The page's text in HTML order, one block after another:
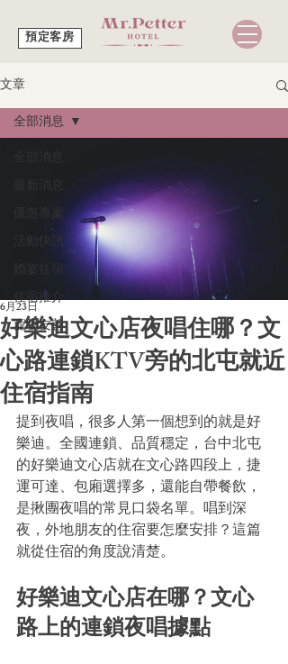
預定客房
文章
住宿推介
寵物友善
全部消息
好樂迪文心店夜唱住哪？文
心路連鎖KTV旁的北屯就近
住宿指南
6月23日
提到夜唱，很多人第一個想到的就是好
樂迪。全國連鎖、品質穩定，台中北屯
的好樂迪文心店就在文心路四段上，捷
運可達、包廂選擇多，還能自帶餐飲，
是揪團夜唱的常見口袋名單。唱到深
夜，外地朋友的住宿要怎麼安排？這篇
就從住宿的角度說清楚。
好樂迪文心店在哪？文心
路上的連鎖夜唱據點